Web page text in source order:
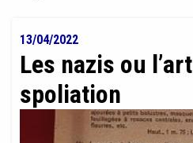
13/04/2022
Les nazis ou
spoliation